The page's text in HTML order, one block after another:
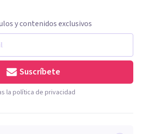
y contenidos exclusivos
Suscríbete
la política de privacidad